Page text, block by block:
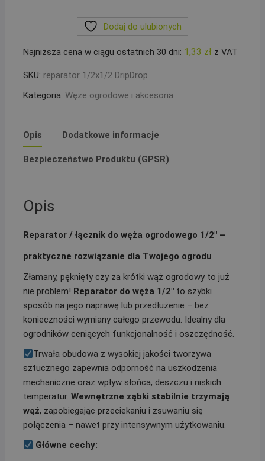
1/2``x1/2``
Dodaj do ulubionych
Najniższa cena w ciągu ostatnich 30 dni: 1,33 złz VAT
SKU: reparator 1/2x1/2 DripDrop
Kategoria: Węże ogrodowe i akcesoria
Opis Dodatkowe informacje
Bezpieczeństwo Produktu (GPSR)
Opis
Reparator / łącznik do węża ogrodowego 1/2″ –
praktyczne rozwiązanie dla Twojego ogrodu
Złamany, pęknięty czy za krótki wąż ogrodowy to już
nie problem! Reparator do węża 1/2″to szybki
sposób na jego naprawę lub przedłużenie – bez
konieczności wymiany całego przewodu. Idealny dla
ogrodników ceniących funkcjonalność i oszczędność.
Trwała obudowa z wysokiej jakości tworzywa
sztucznego zapewnia odporność na uszkodzenia
mechaniczne oraz wpływ słońca, deszczu i niskich
temperatur. Wewnętrzne ząbki stabilnie trzymają
wąż, zapobiegając przeciekaniu i zsuwaniu się
połączenia – nawet przy intensywnym użytkowaniu.
Główne cechy: